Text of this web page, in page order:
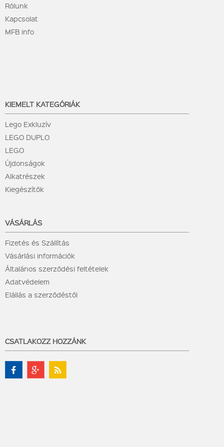
Rólunk
Kapcsolat
MFB info
KIEMELT KATEGÓRIÁK
Lego Exkluzív
LEGO DUPLO
LEGO
Újdonságok
Alkatrészek
Kiegészítők
VÁSÁRLÁS
Fizetés és Szállítás
Vásárlási információk
Általános szerződési feltételek
Adatvédelem
Elállás a szerződéstől
CSATLAKOZZ HOZZÁNK